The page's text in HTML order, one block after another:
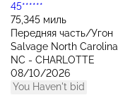
45******
75,345 миль
Передняя часть/Угон
Salvage North Carolina
NC - CHARLOTTE
08/10/2026
You Haven't bid